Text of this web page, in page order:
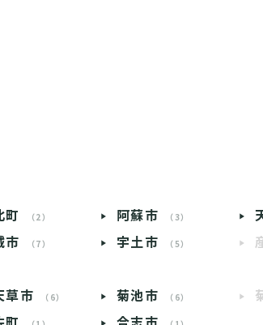
町 （2） 阿蘇市 （3）
市 （7） 宇土市 （5）
草市 （6） 菊池市 （6）